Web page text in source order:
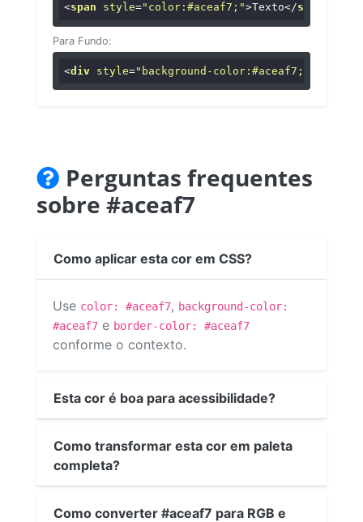
<span style="color:#aceaf7;">Texto</span
Para Fundo:
<div style="background-color:#aceaf7;"
Perguntas frequentes
sobre #aceaf7
Como aplicar esta cor em CSS?
Use color: #aceaf7, background-color:
#aceaf7 e border-color: #aceaf7
conforme o contexto.
Esta cor é boa para acessibilidade?
Como transformar esta cor em paleta
completa?
Como converter #aceaf7 para RGB e